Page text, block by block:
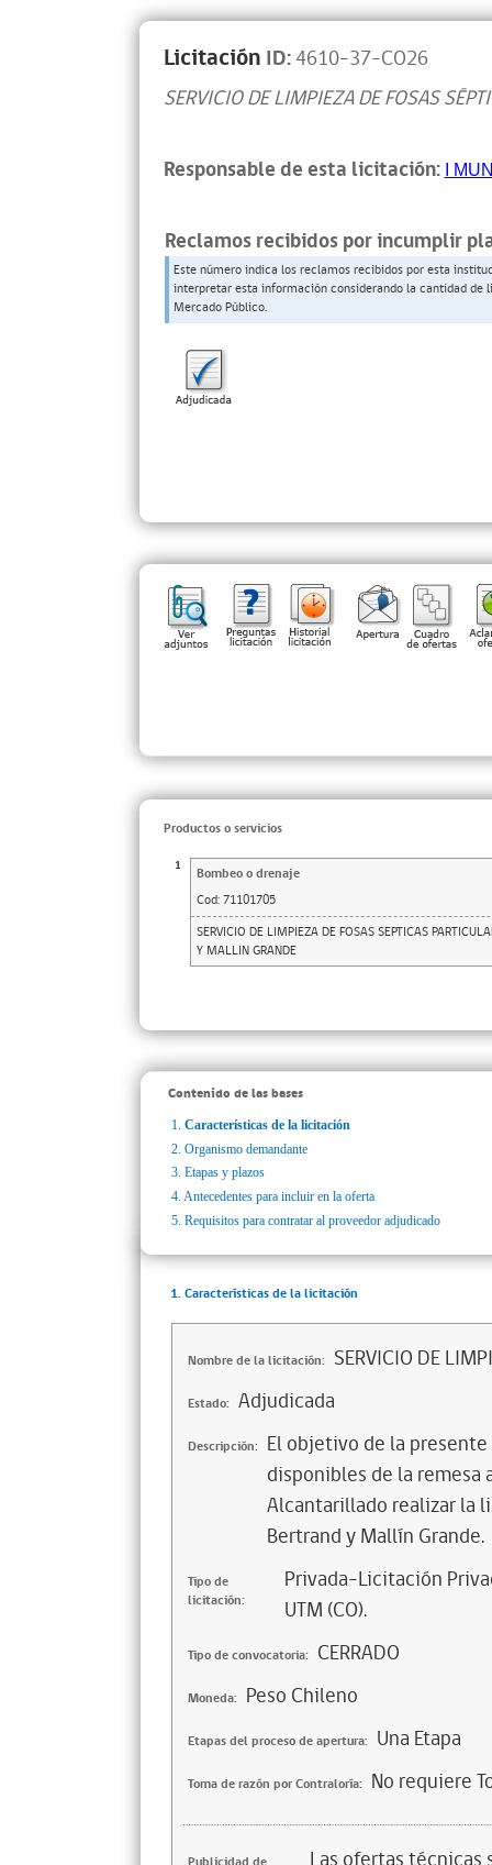
Licitación ID:4610-37-CO26
SERVICIO DE LIMPIEZA DE FOSAS
Responsable de esta licitación:I
Reclamos recibidos por incumplir
Este número indica los reclamos recibidos por esta
interpretar esta información considerando la cantidad
Mercado Público.
Productos o servicios
1
Bombeo o drenaje
Cod: 71101705
SERVICIO DE LIMPIEZA DE FOSAS SEPTICAS
Y MALLIN GRANDE
Contenido de las bases
1. Características de la licitación
2. Organismo demandante
3. Etapas y plazos
4. Antecedentes para incluir en la oferta
5. Requisitos para contratar al proveedor adjudicado
1. Características de la licitación
Nombre de la licitación: SERVICIO DE
Estado: Adjudicada
Descripción: El objetivo de la
disponibles de la remesa
Alcantarillado realizar la
Bertrand y Mallín Grande.
Tipo de
licitación:
Privada-Licitación
UTM (CO).
Tipo de convocatoria: CERRADO
Moneda: Peso Chileno
Etapas del proceso de apertura: Una Etapa
Toma de razón por Contraloría: No requiere